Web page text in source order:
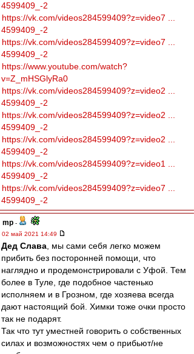
4599409_-2
https://vk.com/videos284599409?z=video7 ...
4599409_-2
https://vk.com/videos284599409?z=video7 ...
4599409_-2
https://www.youtube.com/watch?
v=Z_mHSGlyRa0
https://vk.com/videos284599409?z=video2 ...
4599409_-2
https://vk.com/videos284599409?z=video2 ...
4599409_-2
https://vk.com/videos284599409?z=video2 ...
4599409_-2
https://vk.com/videos284599409?z=video1 ...
4599409_-2
https://vk.com/videos284599409?z=video7 ...
4599409_-2
mp -
02 май 2021 14:49
Дед Слава , мы сами себя легко можем
прибить без посторонней помощи, что
наглядно и продемонстрировали с Уфой. Тем
более в Туле, где подобное частенько
исполняем и в Грозном, где хозяева всегда
дают настоящий бой. Химки тоже очки просто
так не подарят.
Так что тут уместней говорить о собственных
силах и возможностях чем о прибьют/не